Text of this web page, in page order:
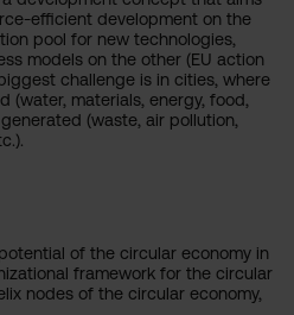
efficient development on the
pool for new technologies,
models on the other (EU action
challenge is in cities, where
(water, materials, energy, food,
(waste, air pollution,
of the circular economy in
framework for the circular
nodes of the circular economy,